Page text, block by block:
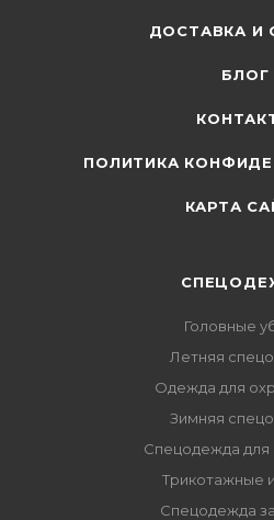
ДОСТАВКА И
БЛОГ
ПОЛИТИКА
КАРТА
Головные
Летняя
Одежда для
Зимняя
Спецодежда для
Трикотажные
Спецодежда